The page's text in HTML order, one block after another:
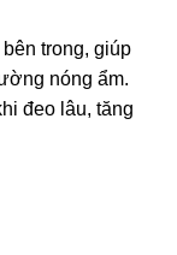
trong, giúp
nóng ẩm.
đeo lâu, tăng